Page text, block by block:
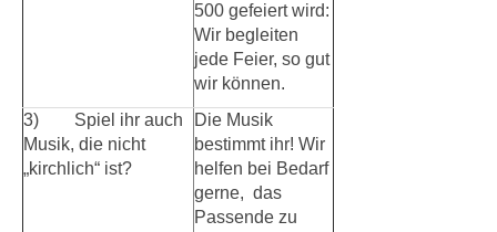
500 gefeiert wird:
Wir begleiten
jede Feier, so gut
wir können.
3) Spiel ihr auch
Musik, die nicht
„kirchlich“ ist?
Die Musik
bestimmt ihr! Wir
helfen bei Bedarf
gerne, das
Passende zu